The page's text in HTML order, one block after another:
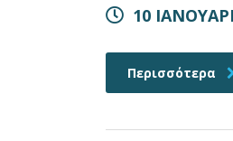
10
Περισσότερα